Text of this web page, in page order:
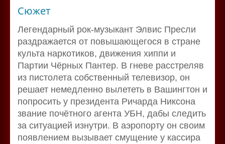
Сюжет
Легендарный рок-музыкант Элвис Пресли
раздражается от повышающегося в стране
культа наркотиков, движения хиппи и
Партии Чёрных Пантер. В гневе расстреляв
из пистолета собственный телевизор, он
решает немедленно вылететь в Вашингтон и
попросить у президента Ричарда Никсона
звание почётного агента УБН, дабы следить
за ситуацией изнутри. В аэропорту он своим
появлением вызывает смущение у кассира